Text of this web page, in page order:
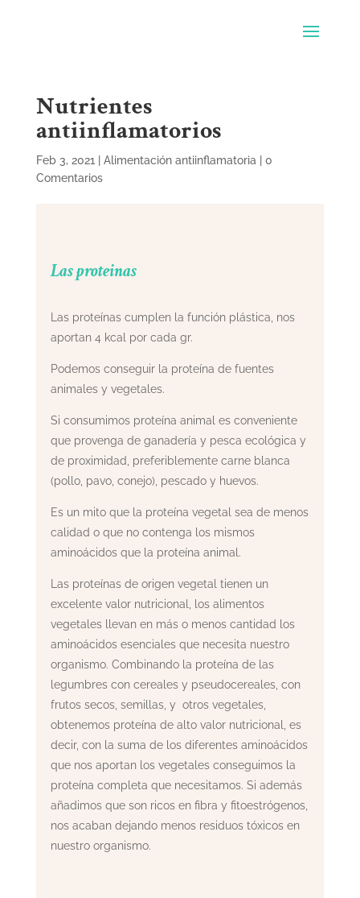
Nutrientes
antiinflamatorios
Feb 3, 2021 Alimentación antiinflamatoria
0
Comentarios
Las proteinas
Las proteínas cumplen la función plástica, nos
aportan 4 kcal por cada gr.
Podemos conseguir la proteína de fuentes
animales y vegetales.
Si consumimos proteína animal es conveniente
que provenga de ganadería y pesca ecológica y
de proximidad, preferiblemente carne blanca
(pollo, pavo, conejo), pescado y huevos.
Es un mito que la proteína vegetal sea de menos
calidad o que no contenga los mismos
aminoácidos que la proteína animal.
Las proteínas de origen vegetal tienen un
excelente valor nutricional, los alimentos
vegetales llevan en más o menos cantidad los
aminoácidos esenciales que necesita nuestro
organismo. Combinando la proteína de las
legumbres con cereales y pseudocereales, con
frutos secos, semillas, y otros vegetales,
obtenemos proteína de alto valor nutricional, es
decir, con la suma de los diferentes aminoácidos
que nos aportan los vegetales conseguimos la
proteína completa que necesitamos. Si además
añadimos que son ricos en fibra y fitoestrógenos,
nos acaban dejando menos residuos tóxicos en
nuestro organismo.